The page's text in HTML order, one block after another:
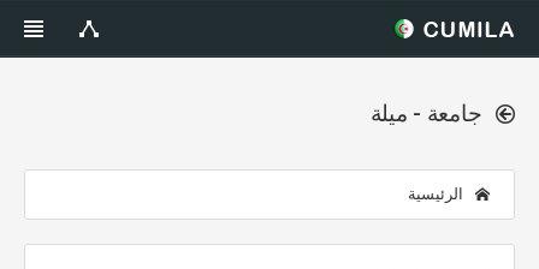
جامعة - ميلة
الرئيسية